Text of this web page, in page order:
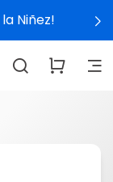
Niñez!